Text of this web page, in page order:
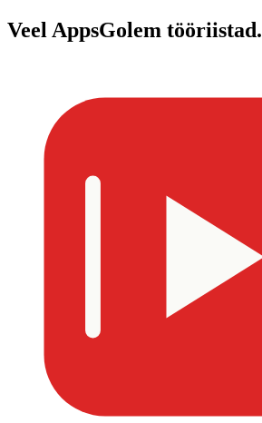
Veel AppsGolem tööriistad.